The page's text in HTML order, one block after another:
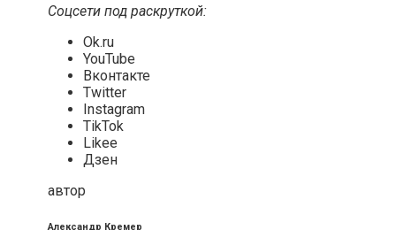
Соцсети под раскруткой:
Ok.ru
YouTube
Вконтакте
Twitter
Instagram
TikTok
Likee
Дзен
автор
Александр Кремер